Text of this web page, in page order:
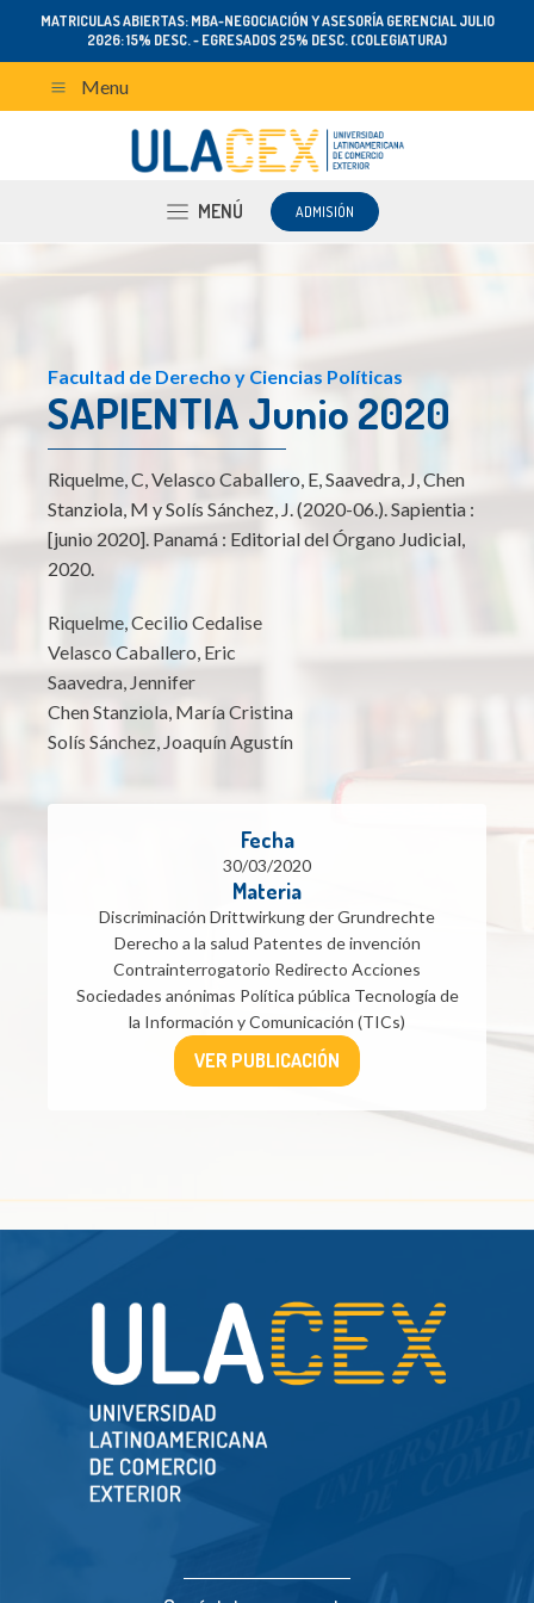
MATRICULAS ABIERTAS: MBA-NEGOCIACIÓN Y ASESORÍA GERENCIAL JULIO
2026: 15% DESC. - EGRESADOS 25% DESC. (COLEGIATURA)
Menu
MENÚ ADMISIÓN
Facultad de Derecho y Ciencias Políticas
SAPIENTIA Junio 2020
Riquelme, C, Velasco Caballero, E, Saavedra, J, Chen
Stanziola, M y Solís Sánchez, J. (2020-06.). Sapientia :
[junio 2020]. Panamá : Editorial del Órgano Judicial,
2020.
Riquelme, Cecilio Cedalise
Velasco Caballero, Eric
Saavedra, Jennifer
Chen Stanziola, María Cristina
Solís Sánchez, Joaquín Agustín
Fecha
30/03/2020
Materia
Discriminación Drittwirkung der Grundrechte
Derecho a la salud Patentes de invención
Contrainterrogatorio Redirecto Acciones
Sociedades anónimas Política pública Tecnología de
la Información y Comunicación (TICs)
VER PUBLICACIÓN